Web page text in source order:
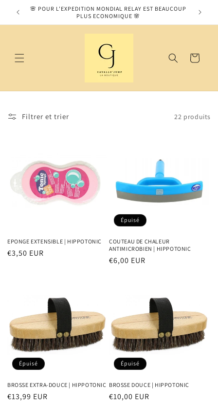
passer
SUR
🌸 POUR L'EXPEDITION MONDIAL RELAY EST BEAUCOUP
PLUS ECONOMIQUE 🌸
Panier
Filtrer et trier 22 produits
EPONGE EXTENSIBLE | HIPPOTONIC
Prix
€3,50 EUR
Épuisé
COUTEAU DE CHALEUR
ANTIMICROBIEN | HIPPOTONIC
Prix
€6,00 EUR
Épuisé
BROSSE EXTRA-DOUCE | HIPPOTONIC
Prix
€13,99 EUR
Épuisé
BROSSE DOUCE | HIPPOTONIC
Prix
€10,00 EUR